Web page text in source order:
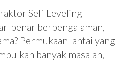
Self Leveling
benar berpengalaman,
Permukaan lantai yang
banyak masalah,